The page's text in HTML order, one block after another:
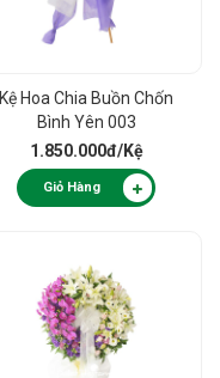
Kệ Hoa Chia Buồn Chốn
Bình Yên 003
1.850.000đ/Kệ
Giỏ Hàng